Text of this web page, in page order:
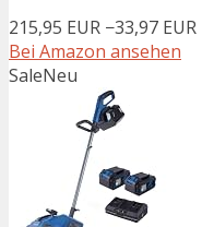
215,95 EUR −33,97 EUR
Bei Amazon ansehen
SaleNeu